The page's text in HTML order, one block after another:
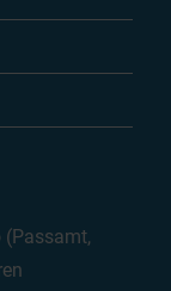
(Passamt,